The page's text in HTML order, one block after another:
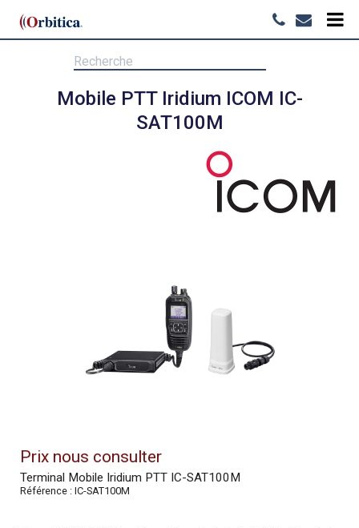
Mobile PTT Iridium ICOM IC-
SAT100M
Prix nous consulter
Terminal Mobile Iridium PTT IC-SAT100M
Référence : IC-SAT100M